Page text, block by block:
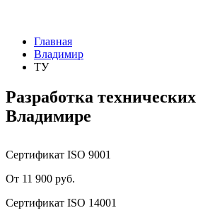
Главная
Владимир
ТУ
Разработка
Владимире
Сертификат ISO 9001
От 11 900 руб.
Сертификат ISO 14001